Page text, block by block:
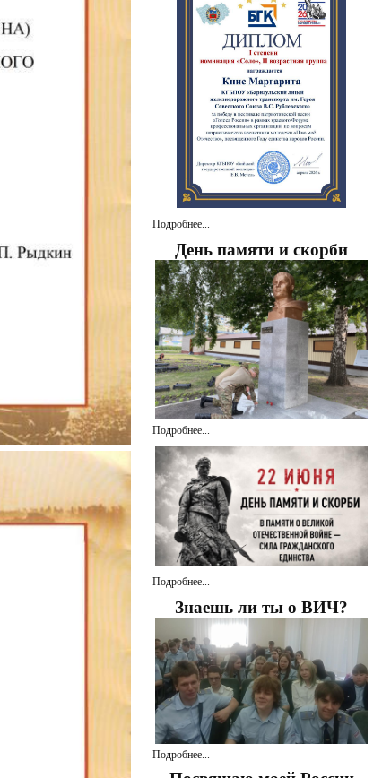
Подробнее...
День памяти и скорби
Подробнее...
Подробнее...
Знаешь ли ты о ВИЧ?
Подробнее...